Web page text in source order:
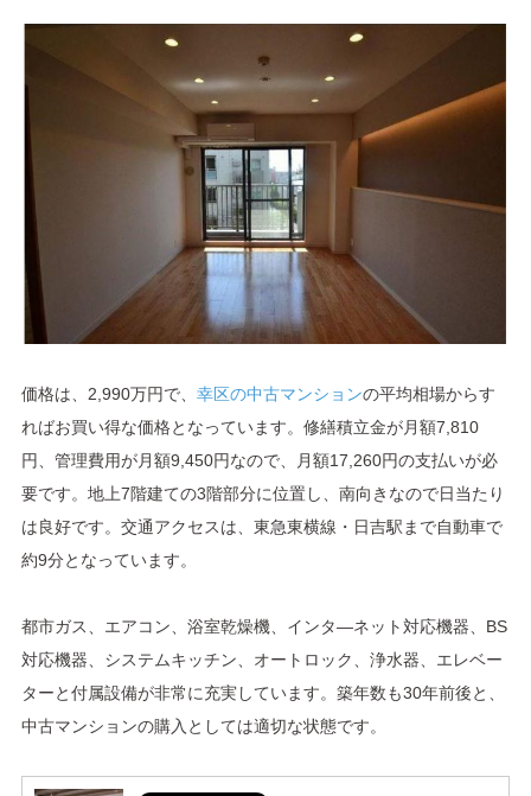
価格は、2,990万円で、 幸区の中古マンションの平均相場からす
ればお買い得な価格となっています。修繕積立金が月額7,810
円、管理費用が月額9,450円なので、月額17,260円の支払いが必
要です。地上7階建ての3階部分に位置し、南向きなので日当たり
は良好です。交通アクセスは、東急東横線・日吉駅まで自動車で
約9分となっています。
都市ガス、エアコン、浴室乾燥機、インタ―ネット対応機器、BS
対応機器、システムキッチン、オートロック、浄水器、エレベー
ターと付属設備が非常に充実しています。築年数も30年前後と、
中古マンションの購入としては適切な状態です。